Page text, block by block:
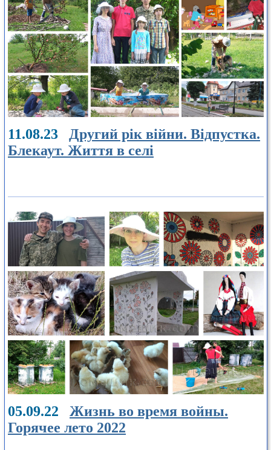
11.08.23 Другий рік війни. Відпустка.
Блекаут. Життя в селі
05.09.22 Жизнь во время войны.
Горячее лето 2022